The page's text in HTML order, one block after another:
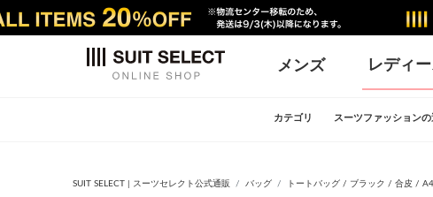
メンズ レディ
カテゴリ スーツファッション
SUIT SELECT | スーツセレクト公式通販 バッグ トートバッグ / ブラック / 合皮 /